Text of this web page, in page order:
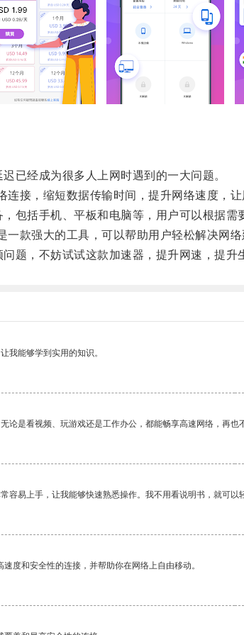
经成为很多人上网时遇到的一大问题。
接，缩短数据传输时间，提升网络速度，让
括手机、平板和电脑等，用户可以根据需
强大的工具，可以帮助用户轻松解决网络
，不妨试试这款加速器，提升网速，提升
我能够学到实用的知识。
论是看视频、玩游戏还是工作办公，都能畅享高速网络，再
容易上手，让我能够快速熟悉操作。我不用看说明书，就可以
度和安全性的连接，并帮助你在网络上自由移动。